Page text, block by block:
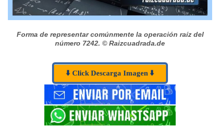
Forma de representar comúnmente la operación raíz del
número 7242. © Raizcuadrada.de
⬇️ Click Descarga Imagen ⬇️